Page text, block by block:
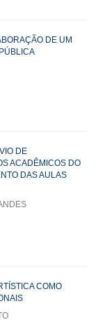
DE UM
DE
ACADÊMICOS DO
DAS AULAS
COMO